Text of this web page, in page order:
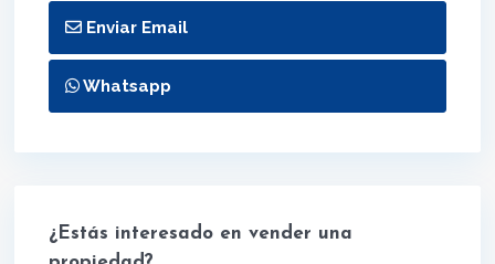
Enviar Email
Whatsapp
¿Estás interesado en vender una